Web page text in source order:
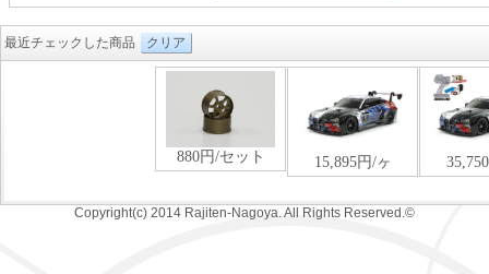
最近チェックした商品 クリア
Copyright(c) 2014 Rajiten-Nagoya. All Rights Reserved.©